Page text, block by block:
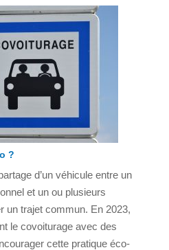
?
d’un véhicule entre un
et un ou plusieurs
un trajet commun. En 2023,
le covoiturage avec des
cette pratique éco-